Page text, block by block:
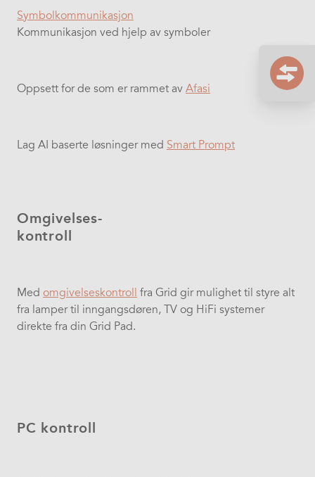
Symbolkommunikasjon
Kommunikasjon ved hjelp av symboler
Oppsett for de som er rammet av Afasi
Lag AI baserte løsninger med Smart Prompt
Omgivelses-
kontroll
Med omgivelseskontroll fra Grid gir mulighet til styre alt
fra lamper til inngangsdøren, TV og HiFi systemer
direkte fra din Grid Pad.
PC kontroll